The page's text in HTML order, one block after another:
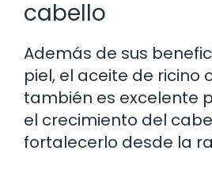
cabello
Además de sus
piel, el aceite de ricino
también es excelente
el crecimiento del
fortalecerlo desde la